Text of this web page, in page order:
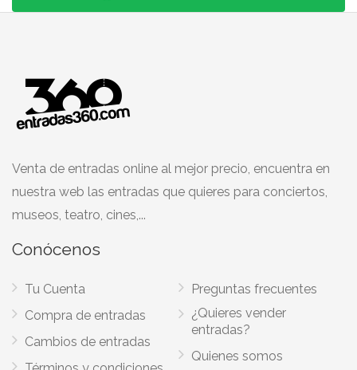
Venta de entradas online al mejor precio, encuentra en
nuestra web las entradas que quieres para conciertos,
museos, teatro, cines,...
Conócenos
Tu Cuenta
Compra de entradas
Cambios de entradas
Preguntas frecuentes
¿Quieres vender
entradas?
Quienes somos